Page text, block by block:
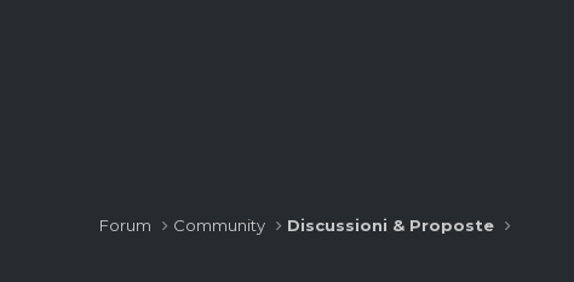
Forum Community Discussioni & Proposte